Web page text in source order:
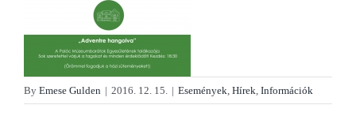
By Emese Gulden | 2016. 12. 15. | Események Hírek Információk